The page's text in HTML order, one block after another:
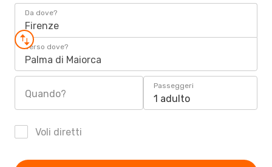
Da dove?
Firenze
Verso dove?
Palma di Maiorca
Quando?
Passeggeri
1 adulto
Voli diretti